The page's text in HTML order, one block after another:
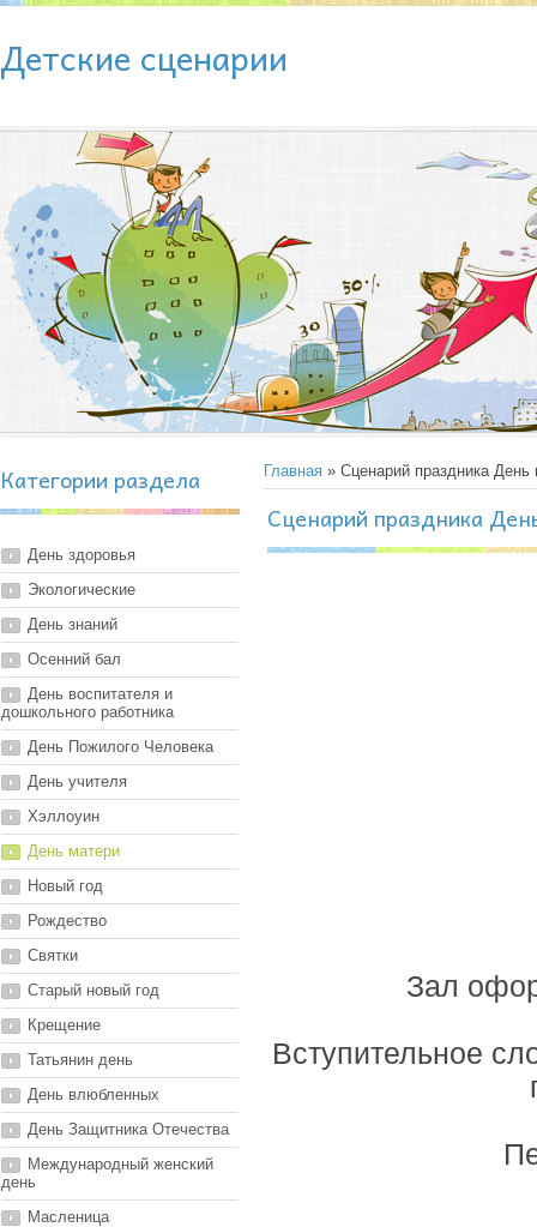
Детские сценарии
Категории раздела
День здоровья
Экологические
День знаний
Осенний бал
День воспитателя и
дошкольного работника
День Пожилого Человека
День учителя
Хэллоуин
День матери
Новый год
Рождество
Святки
Старый новый год
Крещение
Татьянин день
День влюбленных
День Защитника Отечества
Международный женский
день
Масленица
Главная » Сценарий праздника
Сценарий праздника
Зал
Вступительное